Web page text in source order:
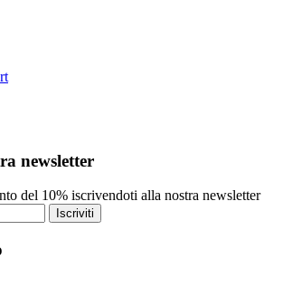
newsletter
del 10% iscrivendoti alla nostra newsletter
Iscriviti